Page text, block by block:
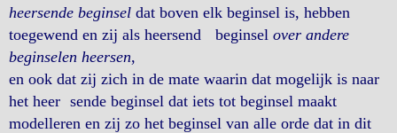
heersende beginsel dat boven elk beginsel is, hebben
toegewend en zij als heersend beginsel over andere
beginselen heersen,
en ook dat zij zich in de mate waarin dat mogelijk is naar
het heer sende beginsel dat iets tot beginsel maakt
modelleren en zij zo het beginsel van alle orde dat in dit